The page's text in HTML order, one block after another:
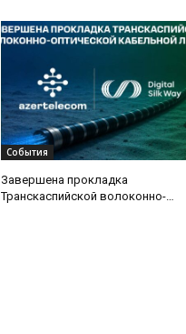
События
Завершена прокладка
Транскаспийской волоконно-